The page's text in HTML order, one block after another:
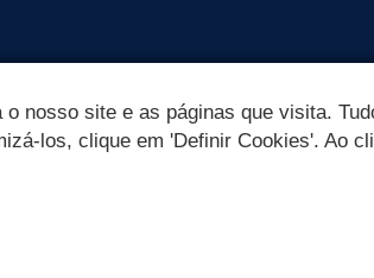
nosso site e as páginas que visita.
los, clique em 'Definir Cookies'. Ao